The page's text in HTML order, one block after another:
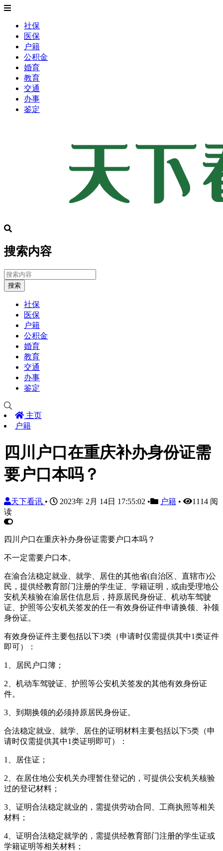
社保
医保
户籍
公积金
婚育
教育
交通
办事
鉴定
搜索内容
搜索
社保
医保
户籍
公积金
婚育
教育
交通
办事
鉴定
主页
户籍
四川户口在重庆补办身份证需
要户口本吗？
天下看讯 • 2023年 2月 14日 17:55:02 • 户籍 •
1114 阅
读
四川户口在重庆补办身份证需要户口本吗？
不一定需要户口本。
在渝合法稳定就业、就学、居住的其他省(自治区、直辖市)公
民，提供经教育部门注册的学生证、学籍证明，或由受理地公
安机关核验在渝居住信息后，持原居民身份证、机动车驾驶
证、护照等公安机关签发的任一有效身份证件申请换领、补领
身份证。
有效身份证件主要包括以下3类（申请时仅需提供其中1类证件
即可）：
1、居民户口簿；
2、机动车驾驶证、护照等公安机关签发的其他有效身份证
件。
3、到期换领的必须持原居民身份证。
合法稳定就业、就学、居住的证明材料主要包括以下5类（申
请时仅需提供其中1类证明即可）：
1、居住证；
2、在居住地公安机关办理暂住登记的，可提供公安机关核验
过的登记材料；
3、证明合法稳定就业的，需提供劳动合同、工商执照等相关
材料；
4、证明合法稳定就学的，需提供经教育部门注册的学生证或
学籍证明等相关材料；